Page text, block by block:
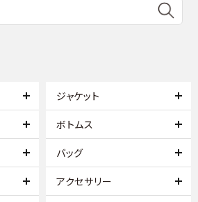
ジャケット
ボトムス
バッグ
アクセサリー